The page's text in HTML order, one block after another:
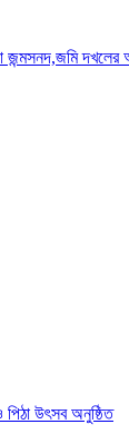
জন্মসনদ,জমি
পিঠা উৎসব অনুষ্ঠিত